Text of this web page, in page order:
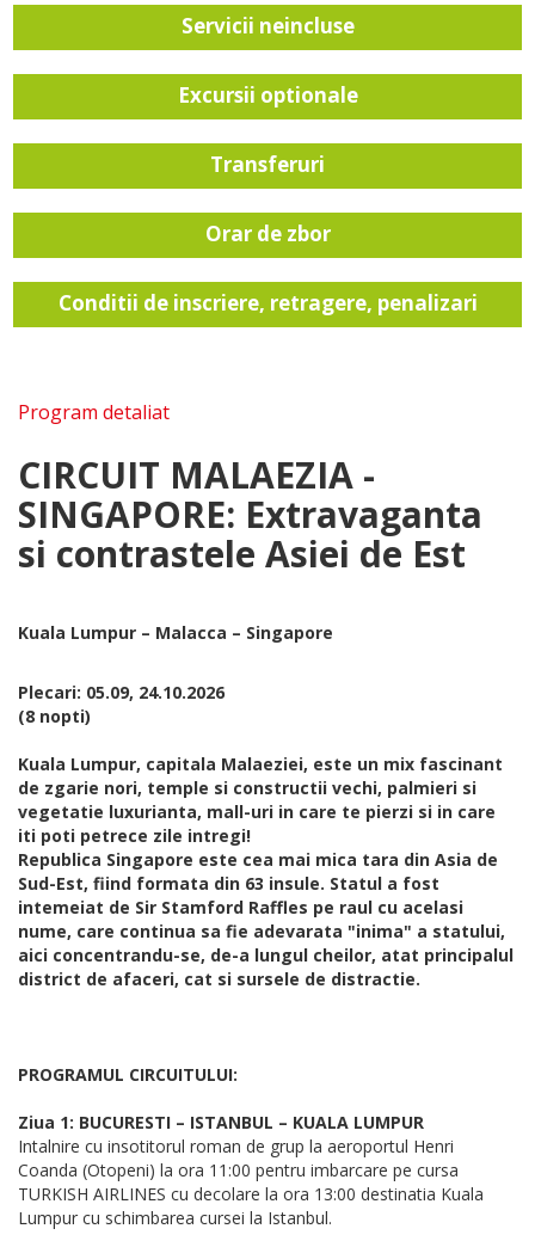
Servicii neincluse
Excursii optionale
Transferuri
Orar de zbor
Conditii de inscriere, retragere, penalizari
Program detaliat
CIRCUIT MALAEZIA -
SINGAPORE: Extravaganta
si contrastele Asiei de Est
Kuala Lumpur – Malacca – Singapore
Plecari: 05.09, 24.10.2026
(8 nopti)
Kuala Lumpur, capitala Malaeziei, este un mix fascinant
de zgarie nori, temple si constructii vechi, palmieri si
vegetatie luxurianta, mall-uri in care te pierzi si in care
iti poti petrece zile intregi!
Republica Singapore este cea mai mica tara din Asia de
Sud-Est, fiind formata din 63 insule. Statul a fost
intemeiat de Sir Stamford Raffles pe raul cu acelasi
nume, care continua sa fie adevarata "inima" a statului,
aici concentrandu-se, de-a lungul cheilor, atat principalul
district de afaceri, cat si sursele de distractie.
PROGRAMUL CIRCUITULUI:
Ziua 1: BUCURESTI – ISTANBUL – KUALA LUMPUR
Intalnire cu insotitorul roman de grup la aeroportul Henri
Coanda (Otopeni) la ora 11:00 pentru imbarcare pe cursa
TURKISH AIRLINES cu decolare la ora 13:00 destinatia Kuala
Lumpur cu schimbarea cursei la Istanbul.